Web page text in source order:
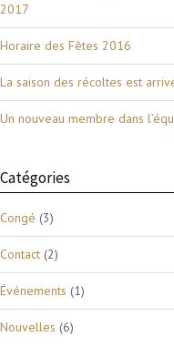
2017
Horaire des Fêtes 2016
La saison des récoltes est
Un nouveau membre dans
Catégories
Congé (3)
Contact (2)
Événements (1)
Nouvelles (6)